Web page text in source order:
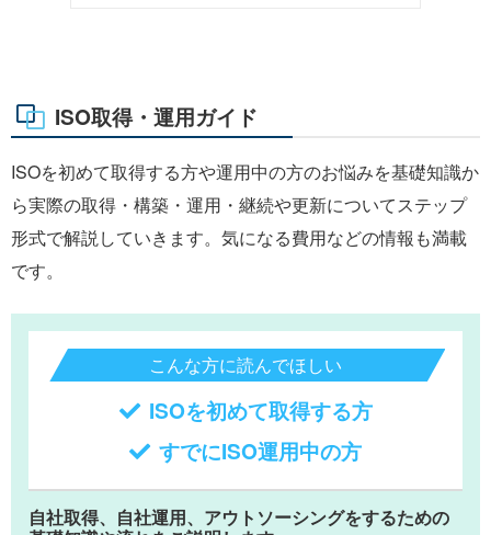
ISO取得・運用ガイド
ISOを初めて取得する方や運用中の方のお悩みを基礎知識か
ら実際の取得・構築・運用・継続や更新についてステップ
形式で解説していきます。気になる費用などの情報も満載
です。
こんな方に読んでほしい
ISOを初めて取得する方
すでにISO運用中の方
自社取得、自社運用、アウトソーシングをするための